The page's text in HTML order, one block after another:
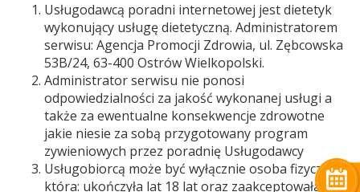
Usługodawcą poradni internetowej jest dietetyk
wykonujący usługę dietetyczną. Administratorem
serwisu: Agencja Promocji Zdrowia, ul. Zębcowska
53B/24, 63-400 Ostrów Wielkopolski.
Administrator serwisu nie ponosi
odpowiedzialności za jakość wykonanej usługi a
także za ewentualne konsekwencje zdrowotne
jakie niesie za sobą przygotowany program
zywieniowych przez poradnię Usługodawcy
Usługobiorcą może być wyłącznie osoba fizyczna,
która: ukończyła lat 18 lat oraz zaakceptowała